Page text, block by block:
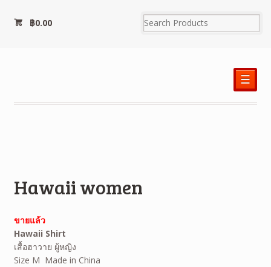
฿0.00
☰
Hawaii women
ขายแล้ว
Hawaii Shirt
เสื้อฮาวาย ผู้หญิง
Size M Made in China